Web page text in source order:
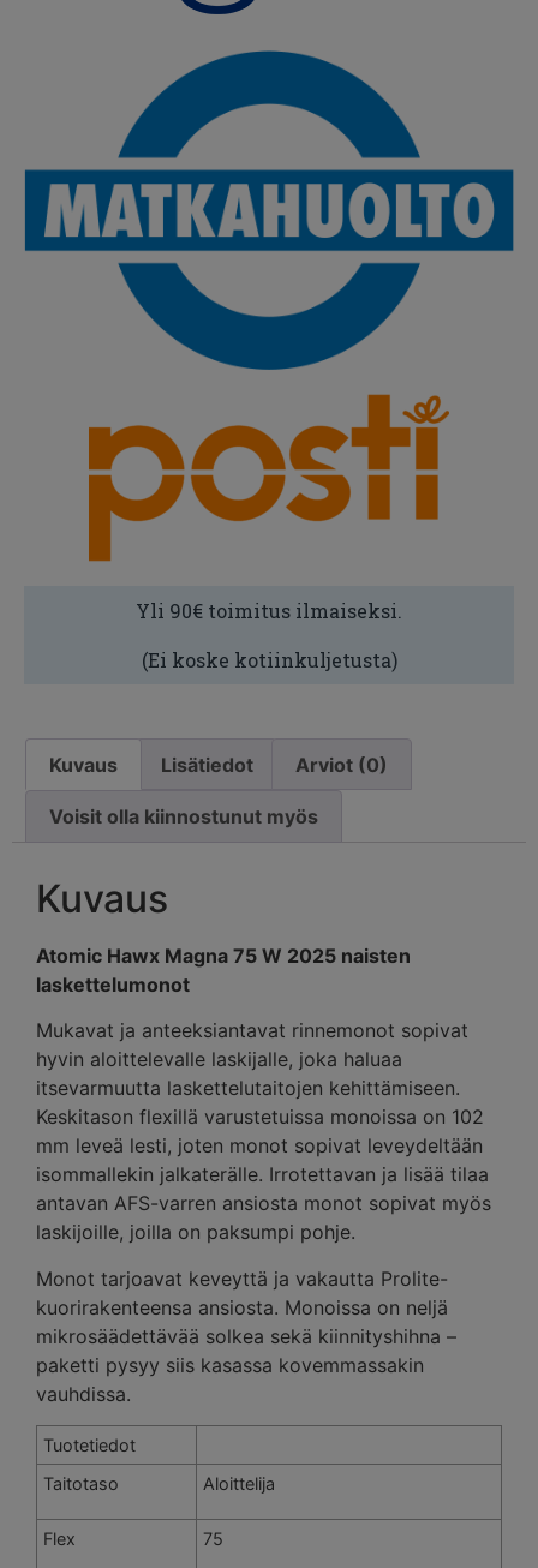
Yli 90€ toimitus ilmaiseksi.
(Ei koske kotiinkuljetusta)
Kuvaus Lisätiedot Arviot (0)
Voisit olla kiinnostunut myös
Kuvaus
Atomic Hawx Magna 75 W 2025 naisten
laskettelumonot
Mukavat ja anteeksiantavat rinnemonot sopivat
hyvin aloittelevalle laskijalle, joka haluaa
itsevarmuutta laskettelutaitojen kehittämiseen.
Keskitason flexillä varustetuissa monoissa on 102
mm leveä lesti, joten monot sopivat leveydeltään
isommallekin jalkaterälle. Irrotettavan ja lisää tilaa
antavan AFS-varren ansiosta monot sopivat myös
laskijoille, joilla on paksumpi pohje.
Monot tarjoavat keveyttä ja vakautta Prolite-
kuorirakenteensa ansiosta. Monoissa on neljä
mikrosäädettävää solkea sekä kiinnityshihna –
paketti pysyy siis kasassa kovemmassakin
vauhdissa.
Tuotetiedot
Taitotaso
Aloittelija
Flex 75